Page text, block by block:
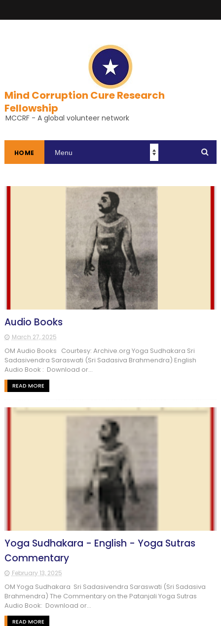
Mind Corruption Cure Research
Fellowship
MCCRF - A global volunteer network
HOME
Audio Books
March 27, 2025
OM Audio Books Courtesy: Archive.org Yoga Sudhakara Sri
Sadasivendra Saraswati (Sri Sadasiva Brahmendra) English
Audio Book : Download or...
READ MORE
Yoga Sudhakara - English - Yoga Sutras
Commentary
February 13, 2025
OM Yoga Sudhakara Sri Sadasivendra Saraswati (Sri Sadasiva
Brahmendra) The Commentary on the Patanjali Yoga Sutras
Audio Book: Download or...
READ MORE